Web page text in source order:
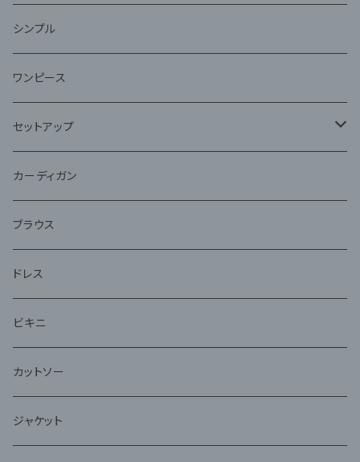
ファー
シンプル
ワンピース
セットアップ
ジャケット
アンサンブル
カーディガン
ブラウス
ドレス
ビキニ
カットソー
ジャケット